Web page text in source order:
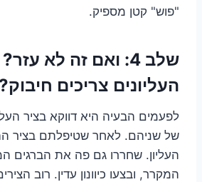
"פוש" קטן מספיק.
שלב 4: ואם זה לא
העליונים צריכים חיבוק?
לפעמים הבעיה היא דווקא בציר
של שניהם. לאחר שטיפלתם בציר
העליון. שחררו גם פה את הברגים
המקרר, ובצעו כיוונון עדין. רוב